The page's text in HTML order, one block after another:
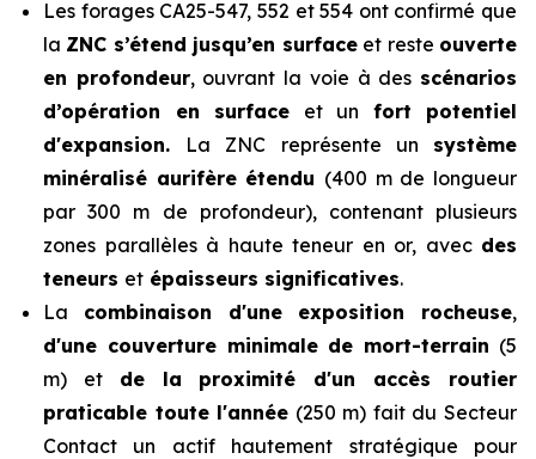
Les forages CA25-547, 552 et 554 ont confirmé que
la ZNC s’étend jusqu’en surfaceet reste ouverte
en profondeur, ouvrant la voie à des scénarios
d’opération en surface et un fort potentiel
d'expansion. La ZNC représente un système
minéralisé aurifère étendu (400 m de longueur
par 300 m de profondeur), contenant plusieurs
zones parallèles à haute teneur en or, avec des
teneurs et épaisseurs significatives.
La combinaison d'une exposition rocheuse,
d'une couverture minimale de mort-terrain (5
m) et de la proximité d'un accès routier
praticable toute l'année (250 m) fait du Secteur
Contact un actif hautement stratégique pour